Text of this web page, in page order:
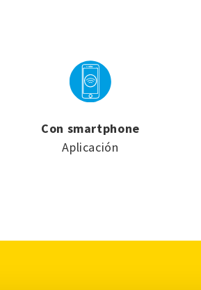
Con smartphone
Aplicación